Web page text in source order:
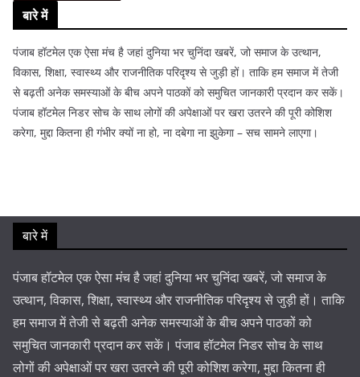
बारे में
पंजाब हॉटमेल एक ऐसा मंच है जहां दुनिया भर चुनिंदा खबरें, जो समाज के उत्थान,
विकास, शिक्षा, स्वास्थ्य और राजनीतिक परिदृश्य से जुड़ी हों। ताकि हम समाज में तेजी
से बढ़ती अनेक समस्याओं के बीच अपने पाठकों को समुचित जानकारी प्रदान कर सकें।
पंजाब हॉटमेल निडर सोच के साथ लोगों की अपेक्षाओं पर खरा उतरने की पूरी कोशिश
करेगा, मुद्दा कितना ही गंभीर क्यों ना हो, ना दबेगा ना झुकेगा – सच सामने लाएगा।
बारे में
पंजाब हॉटमेल एक ऐसा मंच है जहां दुनिया भर चुनिंदा खबरें, जो समाज के
उत्थान, विकास, शिक्षा, स्वास्थ्य और राजनीतिक परिदृश्य से जुड़ी हों। ताकि
हम समाज में तेजी से बढ़ती अनेक समस्याओं के बीच अपने पाठकों को
समुचित जानकारी प्रदान कर सकें। पंजाब हॉटमेल निडर सोच के साथ
लोगों की अपेक्षाओं पर खरा उतरने की पूरी कोशिश करेगा, मुद्दा कितना ही